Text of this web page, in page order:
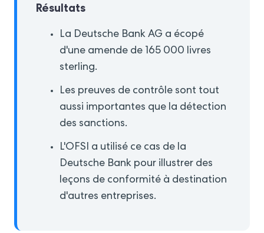
Résultats
La Deutsche Bank AG a écopé
d'une amende de 165 000 livres
sterling.
Les preuves de contrôle sont tout
aussi importantes que la détection
des sanctions.
L'OFSI a utilisé ce cas de la
Deutsche Bank pour illustrer des
leçons de conformité à destination
d'autres entreprises.